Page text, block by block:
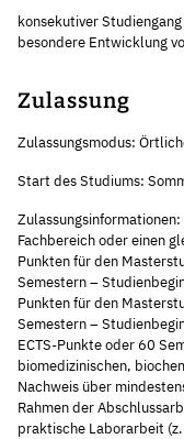
konsekutiver
besondere Entwicklung
Zulassung
Zulassungsmodus:
Start des Studiums:
Fachbereich oder einen
Punkten für den
Semestern –
Punkten für den
Semestern –
ECTS-Punkte oder 60
biomedizinischen,
Nachweis über
Rahmen der
praktische Laborarbeit